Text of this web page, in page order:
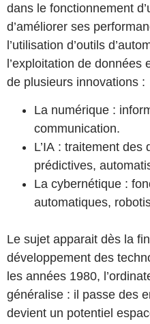
dans le fonctionnement
d’améliorer ses
l’utilisation d’outils
l’exploitation de données
de plusieurs innovations :
La numérique :
communication.
L’IA : traitement des
prédictives,
La cybernétique :
automatiques,
Le sujet apparait dès la
développement des
les années 1980,
généralise : il passe des
devient un potentiel